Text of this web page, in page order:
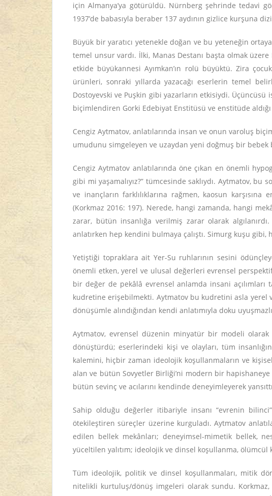
için Almanya’ya götürüldü. Nürnberg şehrinde tedavi
1937’de babasıyla beraber 137 aydının gizlice kurşuna
Büyük bir yaratıcı yetenekle doğan ve bu yeteneğin
temel unsur vardı. İlki, Manas Destanı başta olmak
etkide büyükannesi Ayımkan’ın rolü büyüktü. Zira
ürünleri, sonraki yıllarda yazacağı eserlerin temel
Dostoyevski ve Puşkin gibi yazarların etkisiydi.
biçimlendiren Gorki Edebiyat Enstitüsü ve enstitüde aldığı
Cengiz Aytmatov, anlatılarında insan ve onun varoluş
umudunu simgeleyen ve uzaydan yeni doğmuş bir
Cengiz Aytmatov anlatılarında öne çıkan en önemli
gibi mi yaşamalıyız?” tümcesinde saklıydı. Aytmatov,
ve inançların farklılıklarına rağmen, kaosun
(Korkmaz 2016: 197). Nerede, hangi zamanda, hangi
zarar, bütün insanlığa verilmiş zarar olarak
anlatırken hep kendini bulmaya çalıştı. Simurg kuşu
Yetiştiği topraklara ait Yer-Su ruhlarının sesini
önemli etken, yerel ve ulusal değerleri evrensel
bir değer de pekâlâ evrensel anlamda insani
kudretine erişebilmekti. Aytmatov bu kudretini asla yerel
dönüşümle alındığından kendi anlatımıyla doku
Aytmatov, evrensel düzenin minyatür bir modeli olarak
dönüştürdü; eserlerindeki kişi ve olayları, tüm
kalemini, hiçbir zaman ideolojik koşullanmaların ve
alan ve bütün Sovyetler Birliği’ni modern bir
bütün sevinç ve acılarını kendinde deneyimleyerek
Sahip olduğu değerler itibariyle insanı “evrenin
ötekileştiren süreçler üzerine kurguladı. Aytmatov
edilen bellek mekânları; deneyimsel-mimetik bellek,
yüceltilen yalıtım; ideolojik ve dinsel koşullanma,
Tüm ideolojik, politik ve dinsel koşullanmaları, mitik
nitelikli kurtuluş/dönüş imgeleri olarak sundu.